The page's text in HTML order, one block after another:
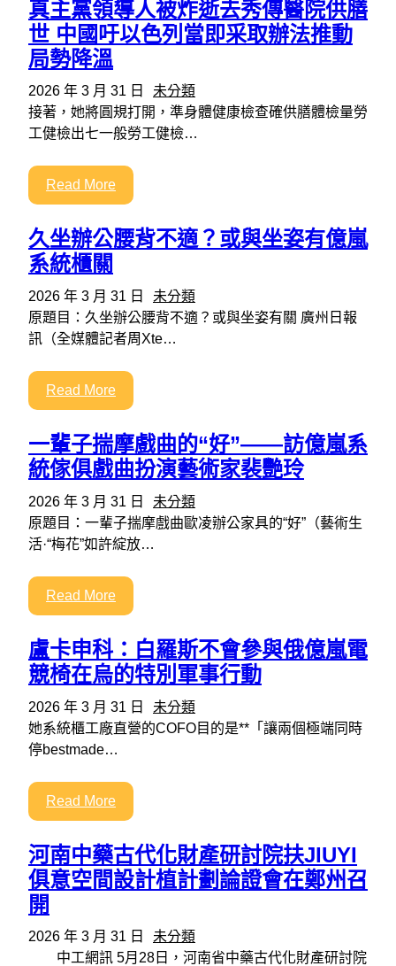
真主黨領導人被炸逝去秀傳醫院供膳
世 中國吁以色列當即采取辦法推動
局勢降溫
2026 年 3 月 31 日
未分類
接著，她將圓規打開，準身體健康檢查確供膳體檢量勞
工健檢出七一般勞工健檢…
Read More
久坐辦公腰背不適？或與坐姿有億嵐
系統櫃關
2026 年 3 月 31 日
未分類
原題目：久坐辦公腰背不適？或與坐姿有關 廣州日報
訊（全媒體記者周Xte…
Read More
一輩子揣摩戲曲的“好”——訪億嵐系
統傢俱戲曲扮演藝術家裴艷玲
2026 年 3 月 31 日
未分類
原題目：一輩子揣摩戲曲歐凌辦公家具的“好”（藝術生
活·“梅花”如許綻放…
Read More
盧卡申科：白羅斯不會參與俄億嵐電
競椅在烏的特別軍事行動
2026 年 3 月 31 日
未分類
她系統櫃工廠直營的COFO目的是**「讓兩個極端同時
停bestmade…
Read More
河南中藥古代化財產研討院扶JIUYI
俱意空間設計植計劃論證會在鄭州召
開
2026 年 3 月 31 日
未分類
中工網訊 5月28日，河南省中藥古代化財產研討院